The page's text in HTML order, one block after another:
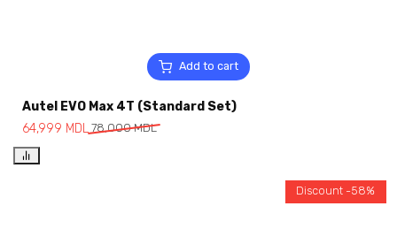
Add to cart
Autel EVO Max 4T (Standard Set)
78,000MDL
64,999 MDL
Discount -58%